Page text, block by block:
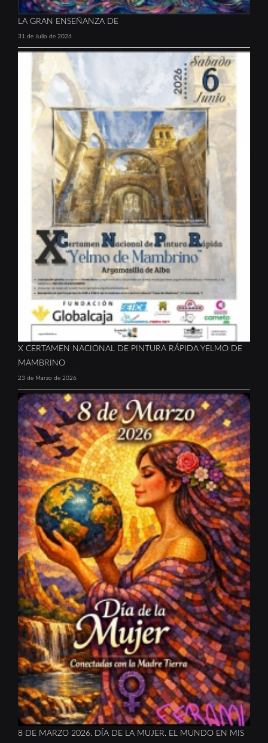
LA GRAN ENSEÑANZA DE
31 de Julio de 2026
X CERTAMEN NACIONAL DE PINTURA RÁPIDA YELMO DE
MAMBRINO
23 de Marzo de 2026
8 DE MARZO 2026. DÍA DE LA MUJER. EL MUNDO EN MIS